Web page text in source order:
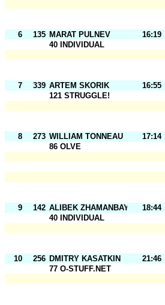
6 135 MARAT PULNEV 16:19
40 INDIVIDUAL
7 339 ARTEM SKORIK 16:55
121 STRUGGLE!
8 273 WILLIAM TONNEAU 17:14
86 OLVE
9 142 ALIBEK ZHAMANBAYEV 18:44
40 INDIVIDUAL
10 256 DMITRY KASATKIN 21:46
77 O-STUFF.NET